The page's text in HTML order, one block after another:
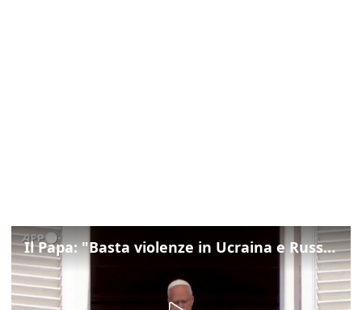
Il Papa: "Basta violenze in Ucraina e Russia, spazio a diplomazia"